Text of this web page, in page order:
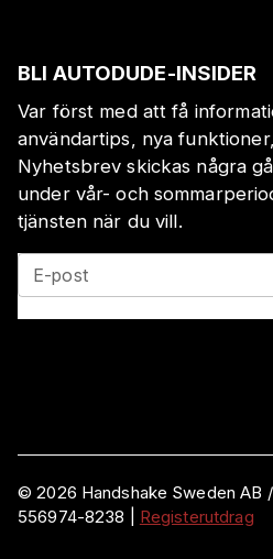
BLI AUTODUDE-INSIDER
Var först med att få
användartips, nya
Nyhetsbrev skickas några
under vår- och
tjänsten när du vill.
E-post
©2026 Handshake Sweden AB
556974-8238
Registerutdrag